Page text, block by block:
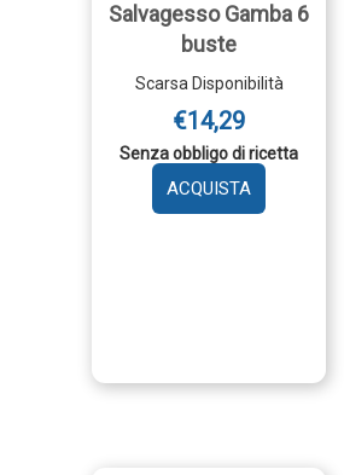
Farmacare
Salvagesso Gamba 6
buste